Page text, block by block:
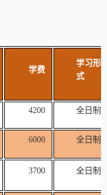
学费
学习形
式
4200 全日制
6000 全日制
3700 全日制